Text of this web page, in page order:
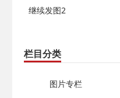
继续发图2
栏目分类
图片专栏